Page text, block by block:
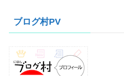
ブ
ブログ村PV